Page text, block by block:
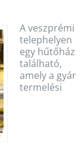
A veszprémi
telephelyen
egy hűtőház
található,
amely a gyár
termelési